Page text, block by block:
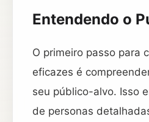
Entendendo o
O primeiro passo para
eficazes é
seu público-alvo. Isso
de personas